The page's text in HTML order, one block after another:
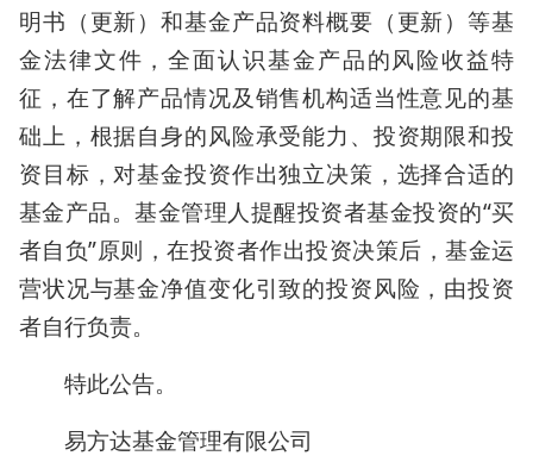
明书（更新）和基金产品资料概要（更新）等基
金法律文件，全面认识基金产品的风险收益特
征，在了解产品情况及销售机构适当性意见的基
础上，根据自身的风险承受能力、投资期限和投
资目标，对基金投资作出独立决策，选择合适的
基金产品。基金管理人提醒投资者基金投资的“买
者自负”原则，在投资者作出投资决策后，基金运
营状况与基金净值变化引致的投资风险，由投资
者自行负责。
特此公告。
易方达基金管理有限公司